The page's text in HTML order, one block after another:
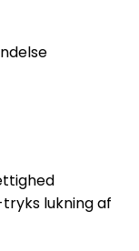
lukning af